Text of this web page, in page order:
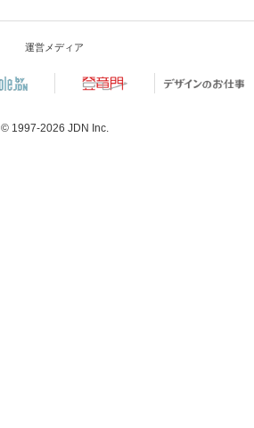
運営メディア
© 1997-2026 JDN Inc.